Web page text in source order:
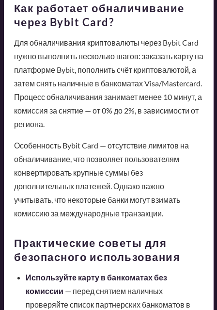
Как работает обналичивание
через Bybit Card?
Для обналичивания криптовалюты через Bybit Card
нужно выполнить несколько шагов: заказать карту на
платформе Bybit, пополнить счёт криптовалютой, а
затем снять наличные в банкоматах Visa/Mastercard.
Процесс обналичивания занимает менее 10 минут, а
комиссия за снятие — от 0% до 2%, в зависимости от
региона.
Особенность Bybit Card — отсутствие лимитов на
обналичивание, что позволяет пользователям
конвертировать крупные суммы без
дополнительных платежей. Однако важно
учитывать, что некоторые банки могут взимать
комиссию за международные транзакции.
Практические советы для
безопасного использования
Используйте карту в банкоматах без
комиссии — перед снятием наличных
проверяйте список партнерских банкоматов в